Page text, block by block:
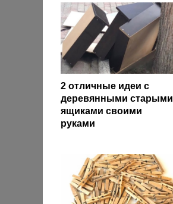
2 отличные идеи с
деревянными старыми
ящиками своими
руками